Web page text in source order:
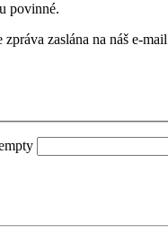
povinné.
zaslána na náš e-